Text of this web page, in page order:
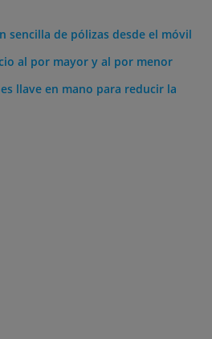
sencilla de pólizas desde el móvil
al por mayor y al por menor
llave en mano para reducir la